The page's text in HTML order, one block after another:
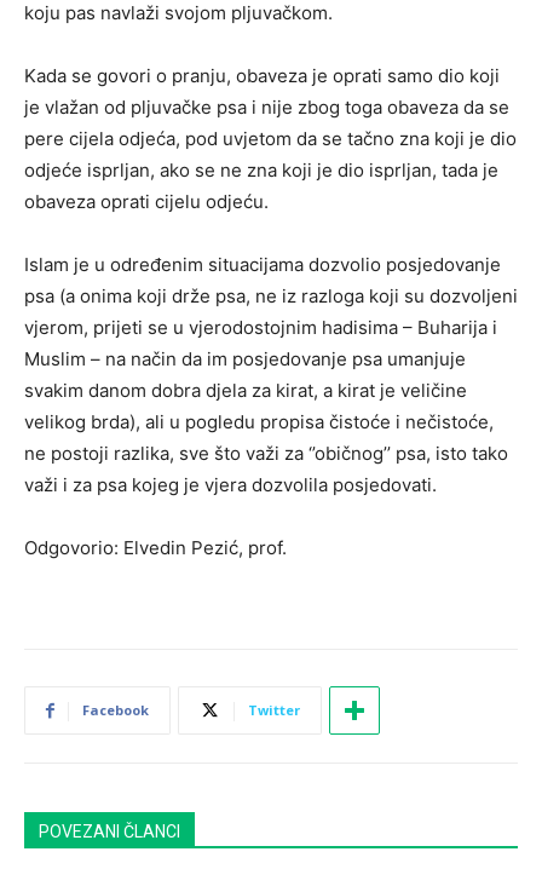
koju pas navlaži svojom pljuvačkom.
Kada se govori o pranju, obaveza je oprati samo dio koji
je vlažan od pljuvačke psa i nije zbog toga obaveza da se
pere cijela odjeća, pod uvjetom da se tačno zna koji je dio
odjeće isprljan, ako se ne zna koji je dio isprljan, tada je
obaveza oprati cijelu odjeću.
Islam je u određenim situacijama dozvolio posjedovanje
psa (a onima koji drže psa, ne iz razloga koji su dozvoljeni
vjerom, prijeti se u vjerodostojnim hadisima – Buharija i
Muslim – na način da im posjedovanje psa umanjuje
svakim danom dobra djela za kirat, a kirat je veličine
velikog brda), ali u pogledu propisa čistoće i nečistoće,
ne postoji razlika, sve što važi za ‘’običnog’’ psa, isto tako
važi i za psa kojeg je vjera dozvolila posjedovati.
Odgovorio: Elvedin Pezić, prof.
Facebook Twitter
POVEZANI ČLANCI